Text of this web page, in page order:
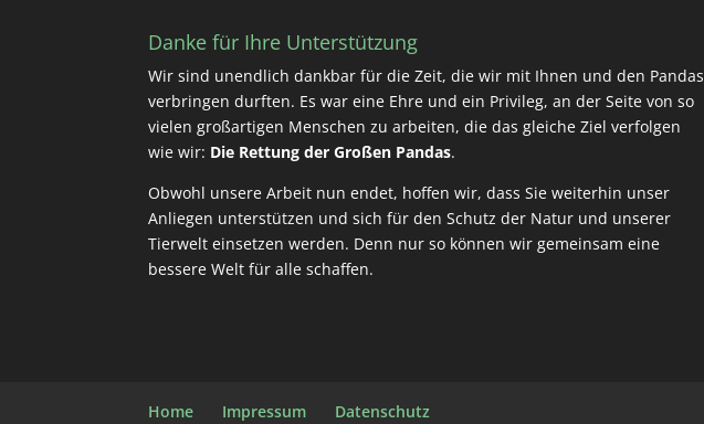
Danke für Ihre Unterstützung
Wir sind unendlich dankbar für die Zeit, die wir mit Ihnen und den Pandas
verbringen durften. Es war eine Ehre und ein Privileg, an der Seite von so
vielen großartigen Menschen zu arbeiten, die das gleiche Ziel verfolgen
wie wir: Die Rettung der Großen Pandas.
Obwohl unsere Arbeit nun endet, hoffen wir, dass Sie weiterhin unser
Anliegen unterstützen und sich für den Schutz der Natur und unserer
Tierwelt einsetzen werden. Denn nur so können wir gemeinsam eine
bessere Welt für alle schaffen.
Home Impressum Datenschutz